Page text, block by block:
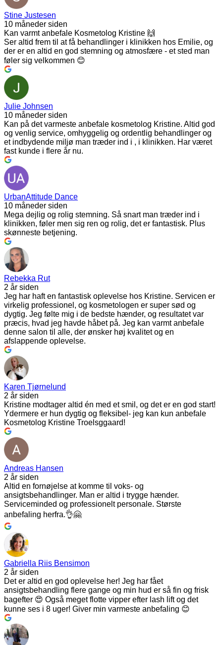
Stine Justesen
10 måneder siden
Kan varmt anbefale Kosmetolog Kristine 🙌
Ser altid frem til at få behandlinger i klinikken hos Emilie, og
der er en altid en god stemning og atmosfære - et sted man
føler sig velkommen 😊
Julie Johnsen
10 måneder siden
Kan på det varmeste anbefale kosmetolog Kristine. Altid god
og venlig service, omhyggelig og ordentlig behandlinger og
et indbydende miljø man træder ind i , i klinikken. Har været
fast kunde i flere år nu.
UrbanAttitude Dance
10 måneder siden
Mega dejlig og rolig stemning. Så snart man træder ind i
klinikken, føler men sig ren og rolig, det er fantastisk. Plus
skønneste betjening.
Rebekka Rut
2 år siden
Jeg har haft en fantastisk oplevelse hos Kristine. Servicen er
virkelig professionel, og kosmetologen er super sød og
dygtig. Jeg følte mig i de bedste hænder, og resultatet var
præcis, hvad jeg havde håbet på. Jeg kan varmt anbefale
denne salon til alle, der ønsker høj kvalitet og en
afslappende oplevelse.
Karen Tjørnelund
2 år siden
Kristine modtager altid én med et smil, og det er en god start!
Ydermere er hun dygtig og fleksibel- jeg kan kun anbefale
Kosmetolog Kristine Troelsggaard!
Andreas Hansen
2 år siden
Altid en fornøjelse at komme til voks- og
ansigtsbehandlinger. Man er altid i trygge hænder.
Serviceminded og professionelt personale. Største
anbefaling herfra.👌🤗
Gabriella Riis Bensimon
2 år siden
Det er altid en god oplevelse her! Jeg har fået
ansigtsbehandling flere gange og min hud er så fin og frisk
bagefter 😍 Også meget flotte vipper efter lash lift og det
kunne ses i 8 uger! Giver min varmeste anbefaling 😊